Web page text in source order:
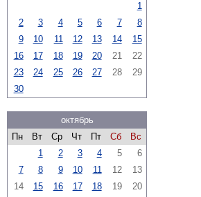
1
2
3 4 5 6 7
8
9
10 11 12 13 14
15
16
17 18 19 20 21
22
23
24 25 26 27 28
29
30
октябрь
Пн
Вт Ср Чт Пт Сб
Вс
1
2 3 4 5
6
7
8 9 10 11 12
13
14
15 16 17 18 19
20